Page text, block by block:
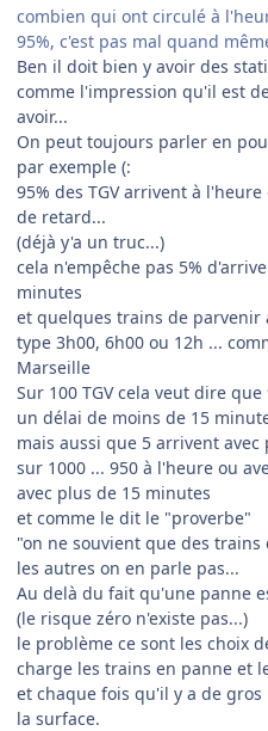
combien qui ont circulé à
95%, c'est pas mal quand
Ben il doit bien y avoir des
comme l'impression qu'il est
avoir...
On peut toujours parler en
par exemple (:
95% des TGV arrivent à
de retard...
(déjà y'a un truc...)
cela n'empêche pas 5%
minutes
et quelques trains de parvenir
type 3h00, 6h00 ou 12h ...
Marseille
Sur 100 TGV cela veut dire
un délai de moins de 15
mais aussi que 5 arrivent
sur 1000 ... 950 à l'heure ou
avec plus de 15 minutes
et comme le dit le "proverbe"
"on ne souvient que des
les autres on en parle pas...
Au delà du fait qu'une panne
(le risque zéro n'existe pas...)
le problème ce sont les choix
charge les trains en panne et
et chaque fois qu'il y a de
la surface.